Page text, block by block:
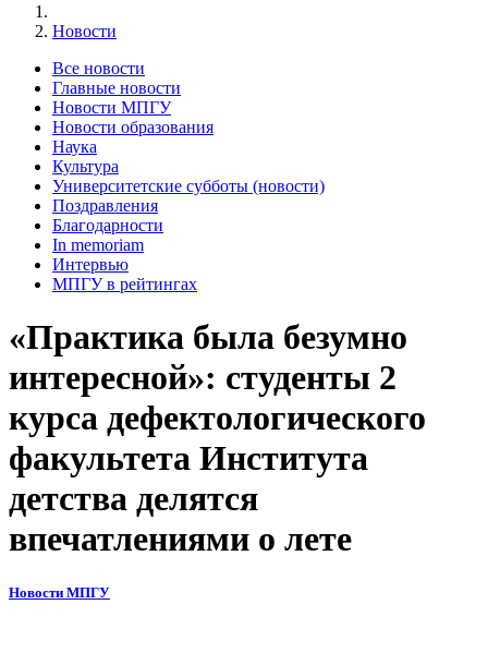
Новости
Все новости
Главные новости
Новости МПГУ
Новости образования
Наука
Культура
Университетские субботы (новости)
Поздравления
Благодарности
In memoriam
Интервью
МПГУ в рейтингах
«Практика была безумно
интересной»: студенты 2
курса дефектологического
факультета Института
детства делятся
впечатлениями о лете
Новости МПГУ